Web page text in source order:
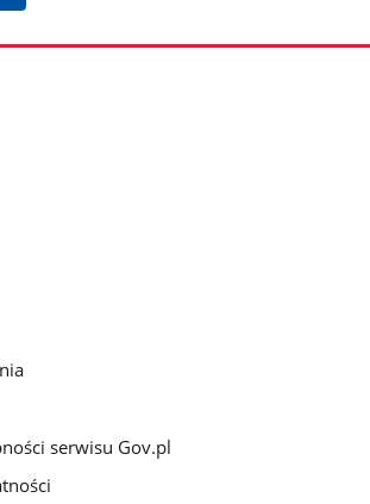
serwisu Gov.pl